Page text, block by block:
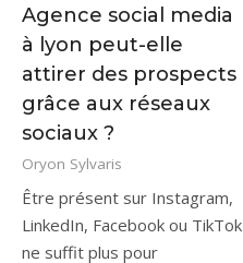
Agence social media
à lyon peut-elle
attirer des prospects
grâce aux réseaux
sociaux ?
Oryon Sylvaris
Être présent sur Instagram,
LinkedIn, Facebook ou TikTok
ne suffit plus pour